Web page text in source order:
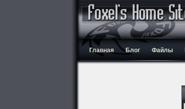
Главная Блог Файлы